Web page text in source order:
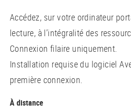
Accédez, sur votre ordinateur
lecture, à l’intégralité des
Connexion filaire uniquement.
Installation requise du logiciel
première connexion.
À distance